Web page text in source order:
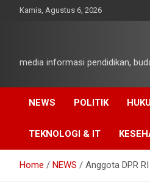
Kamis, Agustus 6, 2026
media informasi pendidikan,
NEWS POLITIK
TEKNOLOGI & IT
Home NEWS Anggota DPR